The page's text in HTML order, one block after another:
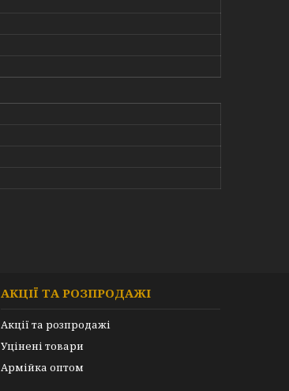
АКЦІЇ ТА РОЗПРОДАЖІ
Акції та розпродажі
Уцінені товари
Армійка оптом